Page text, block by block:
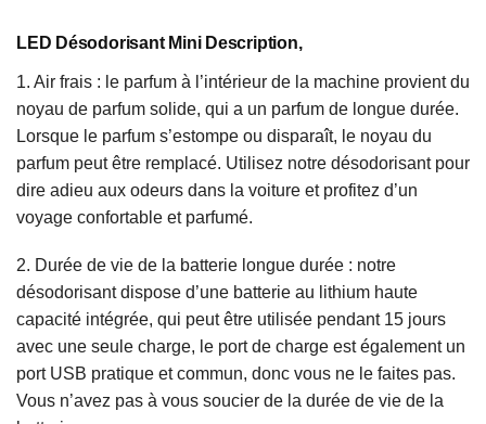
LED Désodorisant Mini Description,
1. Air frais : le parfum à l’intérieur de la machine provient du
noyau de parfum solide, qui a un parfum de longue durée.
Lorsque le parfum s’estompe ou disparaît, le noyau du
parfum peut être remplacé. Utilisez notre désodorisant pour
dire adieu aux odeurs dans la voiture et profitez d’un
voyage confortable et parfumé.
2. Durée de vie de la batterie longue durée : notre
désodorisant dispose d’une batterie au lithium haute
capacité intégrée, qui peut être utilisée pendant 15 jours
avec une seule charge, le port de charge est également un
port USB pratique et commun, donc vous ne le faites pas.
Vous n’avez pas à vous soucier de la durée de vie de la